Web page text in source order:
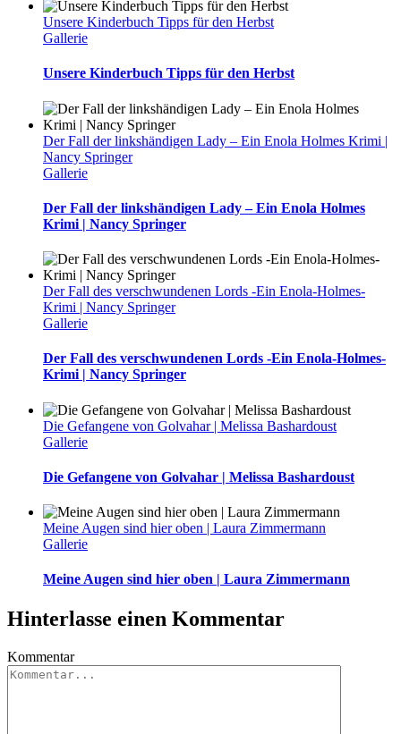
Unsere Kinderbuch Tipps für den Herbst
Gallerie
Unsere Kinderbuch Tipps für den Herbst
Der Fall der linkshändigen Lady – Ein Enola Holmes Krimi |
Nancy Springer
Gallerie
Der Fall der linkshändigen Lady – Ein Enola Holmes
Krimi | Nancy Springer
Der Fall des verschwundenen Lords -Ein Enola-Holmes-
Krimi | Nancy Springer
Gallerie
Der Fall des verschwundenen Lords -Ein Enola-Holmes-
Krimi | Nancy Springer
Die Gefangene von Golvahar | Melissa Bashardoust
Gallerie
Die Gefangene von Golvahar | Melissa Bashardoust
Meine Augen sind hier oben | Laura Zimmermann
Gallerie
Meine Augen sind hier oben | Laura Zimmermann
Hinterlasse einen Kommentar
Kommentar